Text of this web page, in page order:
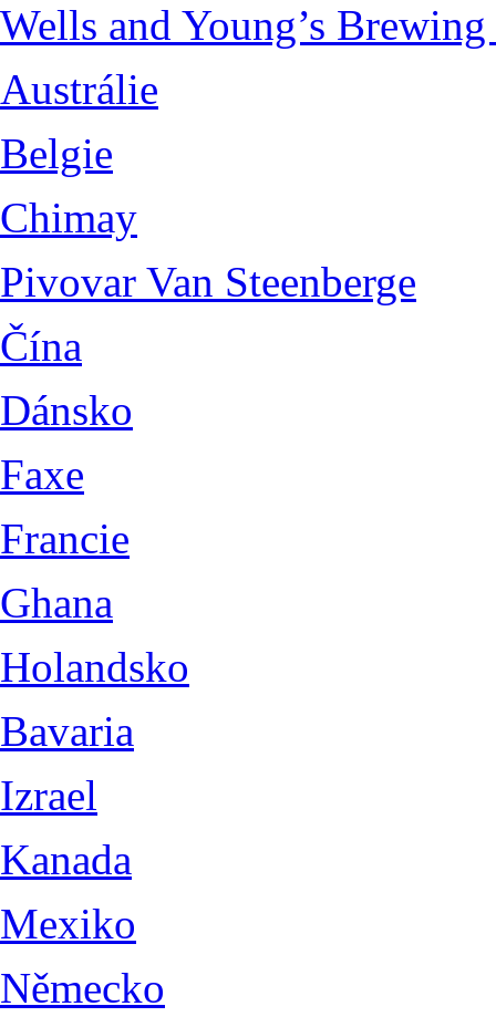
Wells and Young’s
Austrálie
Belgie
Chimay
Pivovar Van Steenberge
Čína
Dánsko
Faxe
Francie
Ghana
Holandsko
Bavaria
Izrael
Kanada
Mexiko
Německo